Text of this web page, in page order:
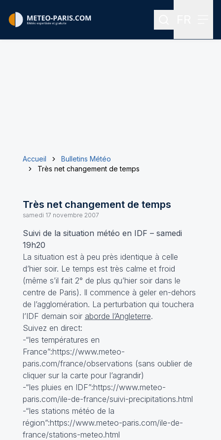
Rechercher
Accueil
Bulletins Météo
Très net changement de temps
Très net changement de temps
samedi 17 novembre 2007
Suivi de la situation météo en IDF – samedi
19h20
La situation est à peu près identique à celle
d’hier soir. Le temps est très calme et froid
(même s’il fait 2° de plus qu’hier soir dans le
centre de Paris). Il commence à geler en-dehors
de l’agglomération. La perturbation qui touchera
l’IDF demain soir aborde l’Angleterre.
Suivez en direct:
-“les températures en
France”:https://www.meteo-
paris.com/france/observations (sans oublier de
cliquer sur la carte pour l’agrandir)
-“les pluies en IDF”:https://www.meteo-
paris.com/ile-de-france/suivi-precipitations.html
-“les stations météo de la
région”:https://www.meteo-paris.com/ile-de-
france/stations-meteo.html